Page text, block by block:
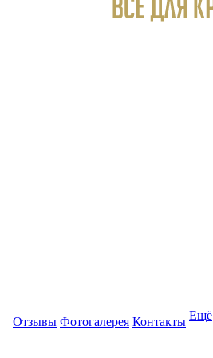
Отзывы Фотогалерея Контакты Ещё